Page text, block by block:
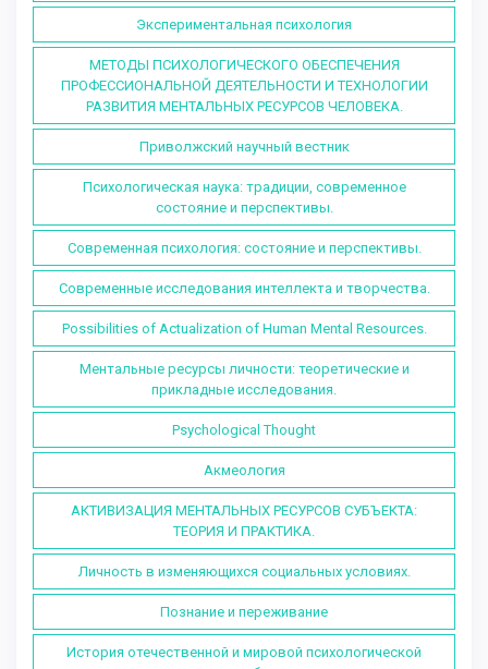
Экспериментальная психология
МЕТОДЫ ПСИХОЛОГИЧЕСКОГО ОБЕСПЕЧЕНИЯ
ПРОФЕССИОНАЛЬНОЙ ДЕЯТЕЛЬНОСТИ И ТЕХНОЛОГИИ
РАЗВИТИЯ МЕНТАЛЬНЫХ РЕСУРСОВ ЧЕЛОВЕКА.
Приволжский научный вестник
Психологическая наука: традиции, современное
состояние и перспективы.
Современная психология: состояние и перспективы.
Современные исследования интеллекта и творчества.
Possibilities of Actualization of Human Mental Resources.
Ментальные ресурсы личности: теоретические и
прикладные исследования.
Psychological Thought
Акмеология
АКТИВИЗАЦИЯ МЕНТАЛЬНЫХ РЕСУРСОВ СУБЪЕКТА:
ТЕОРИЯ И ПРАКТИКА.
Личность в изменяющихся социальных условиях.
Познание и переживание
История отечественной и мировой психологической